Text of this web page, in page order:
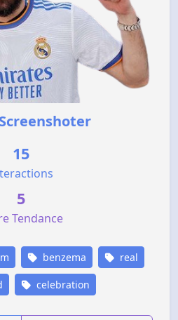
15
5
Tendance
benzema real
celebration